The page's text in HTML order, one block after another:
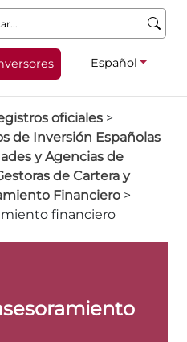
Español
oficiales >
de Inversión Españolas
y Agencias de
de Cartera y
Financiero >
financiero